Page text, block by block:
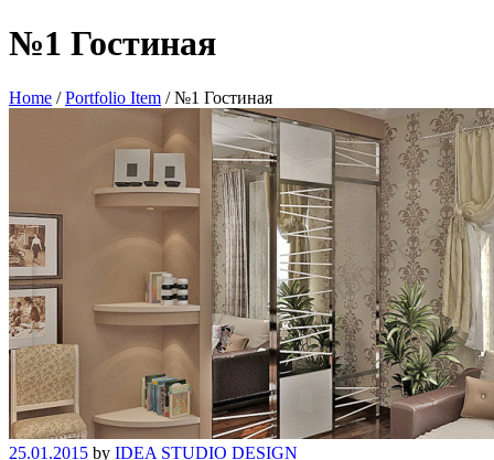
№1 Гостиная
Home /Portfolio Item /№1 Гостиная
25.01.2015 by IDEA STUDIO DESIGN